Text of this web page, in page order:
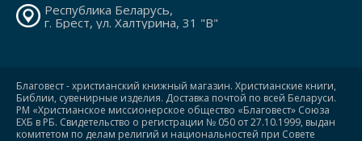
Республика Беларусь,
г. Брест, ул. Халтурина, 31 "В"
Благовест - христианский книжный магазин. Христианские книги,
Библии, сувенирные изделия. Доставка почтой по всей Беларуси.
РМ «Христианское миссионерское общество «Благовест» Союза
ЕХБ в РБ. Свидетельство о регистрации № 050 от 27.10.1999, выдан
комитетом по делам религий и национальностей при Совете